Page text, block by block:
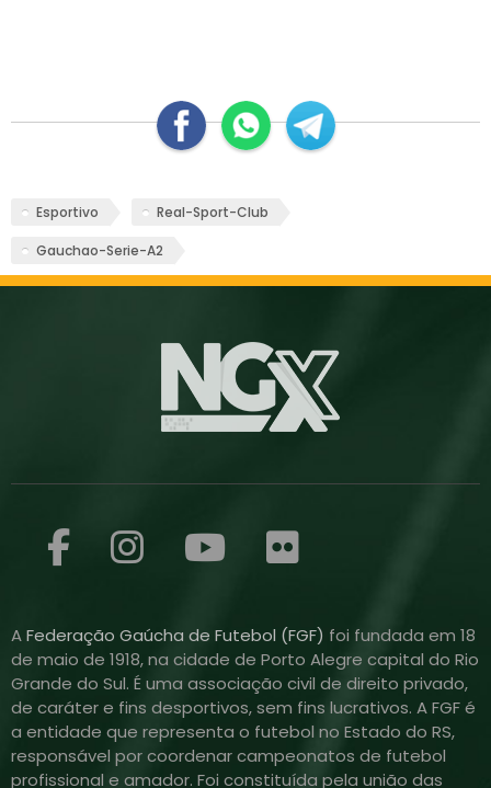
Esportivo Real-Sport-Club
Gauchao-Serie-A2
AFederação Gaúcha de Futebol (FGF) foi fundada em 18
de maio de 1918, na cidade de Porto Alegre capital do Rio
Grande do Sul. É uma associação civil de direito privado,
de caráter e fins desportivos, sem fins lucrativos. A FGF é
a entidade que representa o futebol no Estado do RS,
responsável por coordenar campeonatos de futebol
profissional e amador. Foi constituída pela união das